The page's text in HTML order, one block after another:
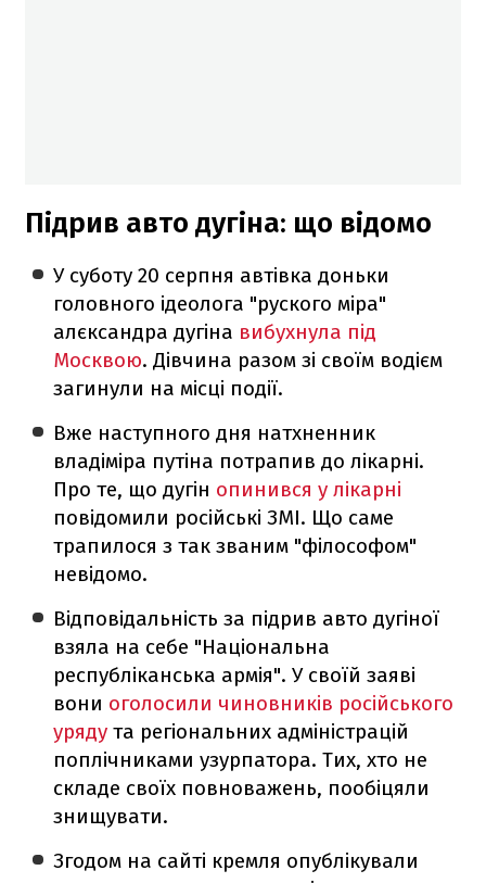
Підрив авто дугіна: що відомо
У суботу 20 серпня автівка доньки
головного ідеолога "руского міра"
алєксандра дугіна вибухнула під
Москвою. Дівчина разом зі своїм водієм
загинули на місці події.
Вже наступного дня натхненник
владіміра путіна потрапив до лікарні.
Про те, що дугін опинився у лікарні
повідомили російські ЗМІ. Що саме
трапилося з так званим "філософом"
невідомо.
Відповідальність за підрив авто дугіної
взяла на себе "Національна
республіканська армія". У своїй заяві
вони оголосили чиновників російського
уряду та регіональних адміністрацій
поплічниками узурпатора. Тих, хто не
складе своїх повноважень, пообіцяли
знищувати.
Згодом на сайті кремля опублікували